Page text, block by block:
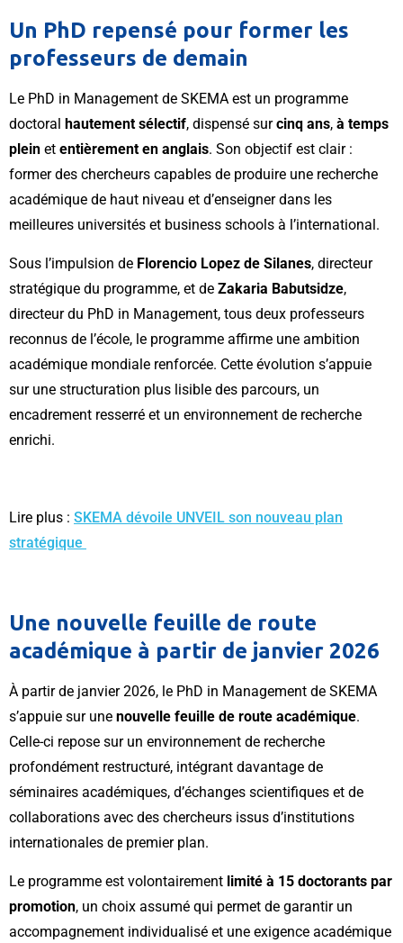
Un PhD repensé pour former les
professeurs de demain
Le PhD in Management de SKEMA est un programme
doctoral hautement sélectif, dispensé surcinq ans, à temps
plein et entièrement en anglais. Son objectif est clair :
former des chercheurs capables de produire une recherche
académique de haut niveau et d’enseigner dans les
meilleures universités et business schools à l’international.
Sous l’impulsion de Florencio Lopez de Silanes, directeur
stratégique du programme, et de Zakaria Babutsidze,
directeur du PhD in Management, tous deux professeurs
reconnus de l’école, le programme affirme une ambition
académique mondiale renforcée. Cette évolution s’appuie
sur une structuration plus lisible des parcours, un
encadrement resserré et un environnement de recherche
enrichi.
Lire plus : SKEMA dévoile UNVEIL son nouveau plan
stratégique
Une nouvelle feuille de route
académique à partir de janvier 2026
À partir de janvier 2026, le PhD in Management de SKEMA
s’appuie sur une nouvelle feuille de route académique.
Celle-ci repose sur un environnement de recherche
profondément restructuré, intégrant davantage de
séminaires académiques, d’échanges scientifiques et de
collaborations avec des chercheurs issus d’institutions
internationales de premier plan.
Le programme est volontairement limité à 15 doctorants par
promotion, un choix assumé qui permet de garantir un
accompagnement individualisé et une exigence académique